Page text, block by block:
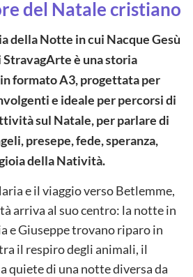
del Natale cristiano
della Notte in cui Nacque Gesù
è una storia
formato A3, progettata per
e ideale per percorsi di
sul Natale, per parlare di
presepe, fede, speranza,
della Natività.
e il viaggio verso Betlemme,
arriva al suo centro: la notte in
e Giuseppe trovano riparo in
il respiro degli animali, il
quiete di una notte diversa da